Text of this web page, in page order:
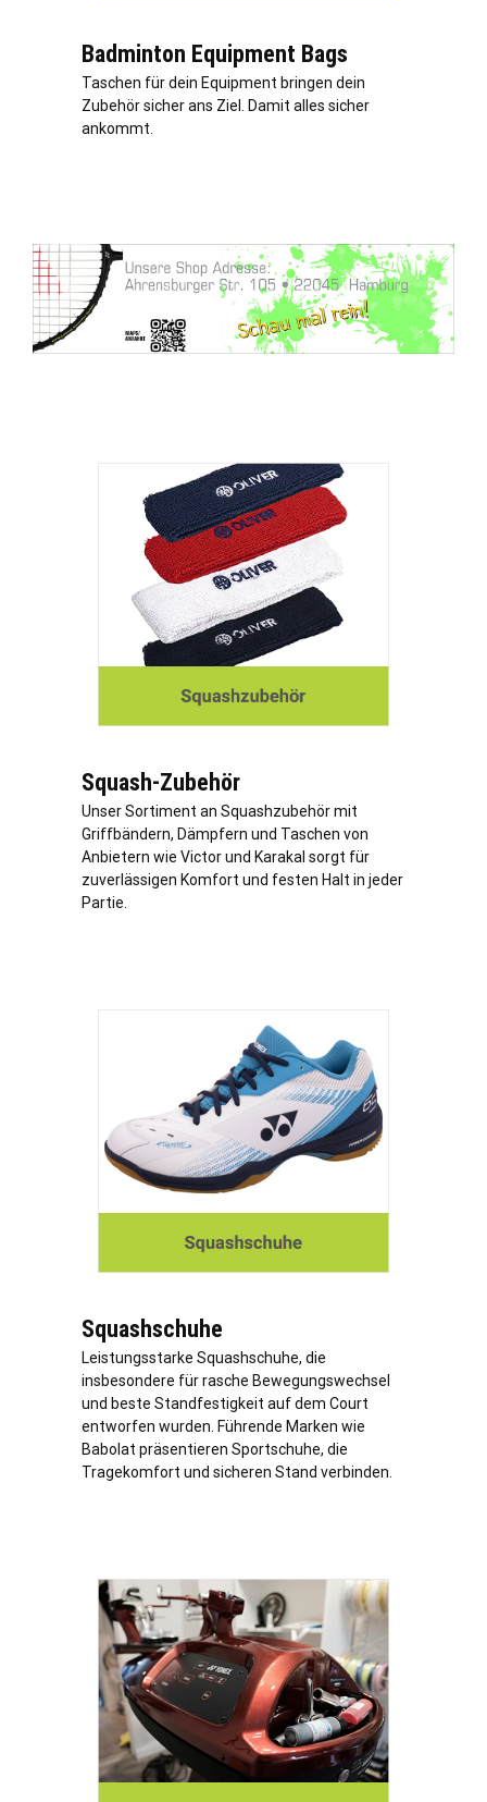
Badminton Equipment Bags
Taschen für dein Equipment bringen dein
Zubehör sicher ans Ziel. Damit alles sicher
ankommt.
Squash-Zubehör
Unser Sortiment an Squashzubehör mit
Griffbändern, Dämpfern und Taschen von
Anbietern wie Victor und Karakal sorgt für
zuverlässigen Komfort und festen Halt in jeder
Partie.
Squashschuhe
Leistungsstarke Squashschuhe, die
insbesondere für rasche Bewegungswechsel
und beste Standfestigkeit auf dem Court
entworfen wurden. Führende Marken wie
Babolat präsentieren Sportschuhe, die
Tragekomfort und sicheren Stand verbinden.